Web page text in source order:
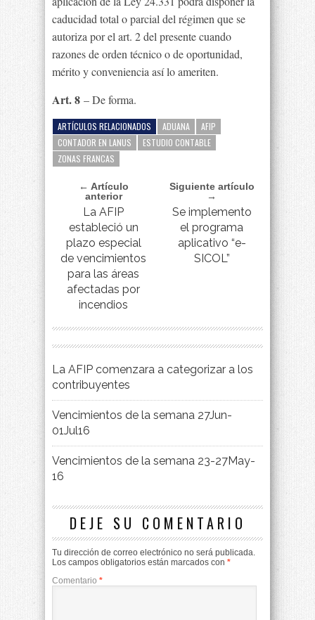
caducidad total o parcial del régimen que se
autoriza por el art. 2 del presente cuando
razones de orden técnico o de oportunidad,
mérito y conveniencia así lo ameriten.
Art. 8 – De forma.
ARTÍCULOS RELACIONADOS ADUANA
AFIP
CONTADOR EN LANUS
ESTUDIO CONTABLE
ZONAS FRANCAS
← Artículo
anterior
La AFIP
estableció un
plazo especial
de vencimientos
para las áreas
afectadas por
incendios
Siguiente artículo
→
Se implemento
el programa
aplicativo “e-
SICOL”
La AFIP comenzara a categorizar a los
contribuyentes
Vencimientos de la semana 27Jun-
01Jul16
Vencimientos de la semana 23-27May-
16
DEJE SU COMENTARIO
Tu dirección de correo electrónico no será publicada.
Los campos obligatorios están marcados con *
Comentario *